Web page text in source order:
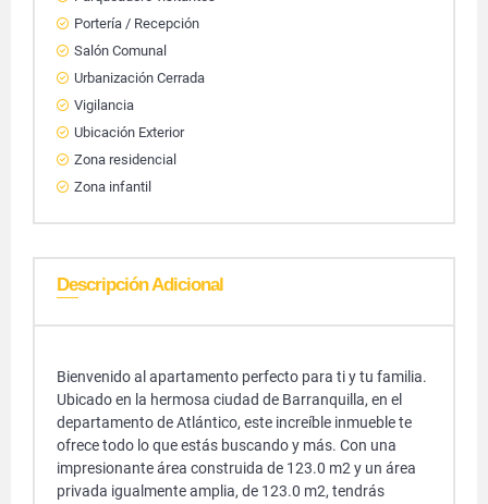
Portería / Recepción
Salón Comunal
Urbanización Cerrada
Vigilancia
Ubicación Exterior
Zona residencial
Zona infantil
Descripción Adicional
Bienvenido al apartamento perfecto para ti y tu familia.
Ubicado en la hermosa ciudad de Barranquilla, en el
departamento de Atlántico, este increíble inmueble te
ofrece todo lo que estás buscando y más. Con una
impresionante área construida de 123.0 m2 y un área
privada igualmente amplia, de 123.0 m2, tendrás